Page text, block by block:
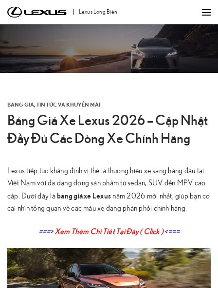
qua
dung
Lexus Long Biên
BẢNG GIÁ TIN TỨC VÀ KHUYẾN MÃI
Bảng Giá Xe Lexus 2026 – Cập Nhật
Đầy Đủ Các Dòng Xe Chính Hãng
Lexus tiếp tục khẳng định vị thế là thương hiệu xe sang hàng đầu tại
Việt Nam với đa dạng dòng sản phẩm từ sedan, SUV đến MPV cao
cấp. Dưới đây là bảng giá xe Lexus năm 2026 mới nhất, giúp bạn có
cái nhìn tổng quan về các mẫu xe đang phân phối chính hãng.
===> Xem Thêm Chi Tiết Tại Đây ( Click )<===